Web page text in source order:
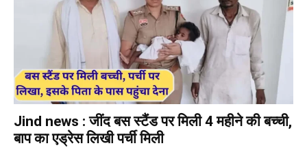
Jind news : जींद बस स्टैंड पर मिली 4 महीने की बच्ची,
बाप का एड्रेस लिखी पर्ची मिली